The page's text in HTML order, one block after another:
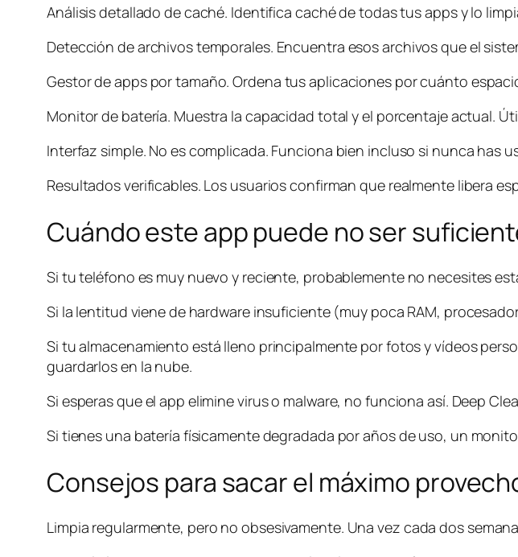
Análisis detallado de caché. Identifica caché de todas tus apps y lo
Detección de archivos temporales. Encuentra esos archivos que el
Gestor de apps por tamaño. Ordena tus aplicaciones por cuánto
Monitor de batería. Muestra la capacidad total y el porcentaje actual.
Interfaz simple. No es complicada. Funciona bien incluso si nunca has
Resultados verificables. Los usuarios confirman que realmente libera
Cuándo este app puede no ser
Si tu teléfono es muy nuevo y reciente, probablemente no necesites
Si la lentitud viene de hardware insuficiente (muy poca RAM,
Si tu almacenamiento está lleno principalmente por fotos y vídeos
guardarlos en la nube.
Si esperas que el app elimine virus o malware, no funciona así. Deep
Si tienes una batería físicamente degradada por años de uso, un
Consejos para sacar el máximo
Limpia regularmente, pero no obsesivamente. Una vez cada dos